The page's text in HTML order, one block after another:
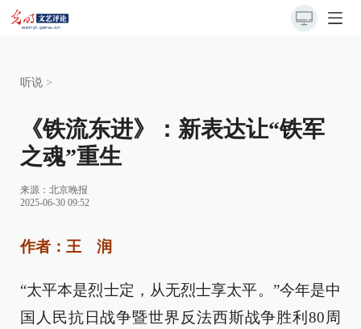
听说 >
《铁流东进》：新表达让“铁军
之魂”重生
来源： 北京晚报
2025-06-30 09:52
作者：王 润
“太平本是烈士定，从无烈士享太平。”今年是中
国人民抗日战争暨世界反法西斯战争胜利80周